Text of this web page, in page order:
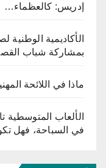
إدريس:
الأكاديمية
بمشاركة شباب
ماذا في اللائحة
في السباحة، فهل